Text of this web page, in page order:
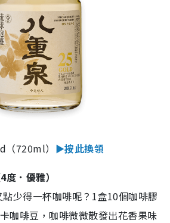
720ml） ►按此換領
．優雅）
少得一杯咖啡呢？1盒10個咖啡膠
咖啡豆，咖啡微微散發出花香果味